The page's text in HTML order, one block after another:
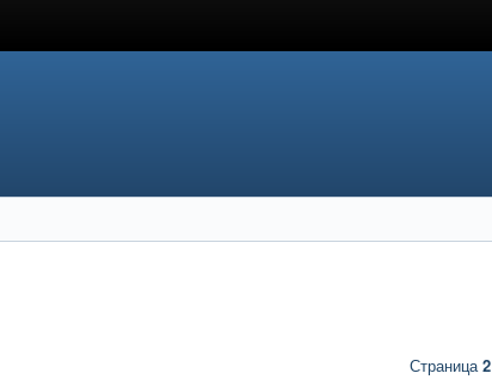
Страница2